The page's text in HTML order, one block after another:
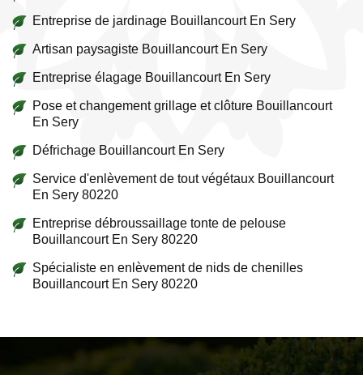
Entreprise de jardinage Bouillancourt En Sery
Artisan paysagiste Bouillancourt En Sery
Entreprise élagage Bouillancourt En Sery
Pose et changement grillage et clôture Bouillancourt
En Sery
Défrichage Bouillancourt En Sery
Service d'enlèvement de tout végétaux Bouillancourt
En Sery 80220
Entreprise débroussaillage tonte de pelouse
Bouillancourt En Sery 80220
Spécialiste en enlèvement de nids de chenilles
Bouillancourt En Sery 80220